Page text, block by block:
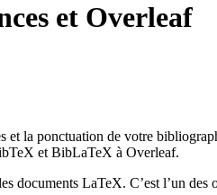
et Overleaf
et la ponctuation de votre
et BibLaTeX à Overleaf.
LaTeX. C’est l’un